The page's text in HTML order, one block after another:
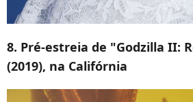
8. Pré-estreia de "Godzilla II:
(2019), na Califórnia